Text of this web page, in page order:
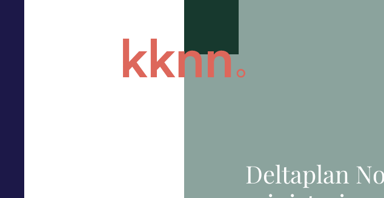
Deltaplan